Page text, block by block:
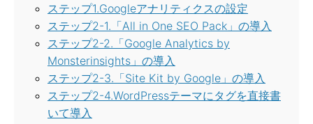
ステップ1.Googleアナリティクスの設定
ステップ2-1.「All in One SEO Pack」の導入
ステップ2-2.「Google Analytics by
Monsterinsights」の導入
ステップ2-3.「Site Kit by Google」の導入
ステップ2-4.WordPressテーマにタグを直接書
いて導入